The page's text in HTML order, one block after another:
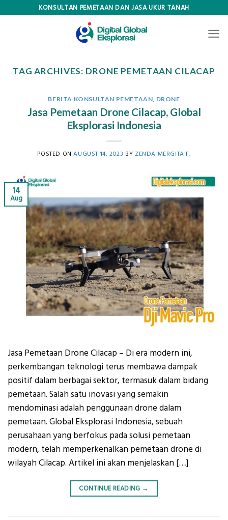
KONSULTAN PEMETAAN DAN JASA UKUR TANAH
TAG ARCHIVES: DRONE PEMETAAN CILACAP
BERITA KONSULTAN PEMETAAN DRONE
Jasa Pemetaan Drone Cilacap, Global
Eksplorasi Indonesia
POSTED ONAUGUST 14, 2023 BY ZENDA MERGITA F.
14
Aug
Jasa Pemetaan Drone Cilacap – Di era modern ini,
perkembangan teknologi terus membawa dampak
positif dalam berbagai sektor, termasuk dalam bidang
pemetaan. Salah satu inovasi yang semakin
mendominasi adalah penggunaan drone dalam
pemetaan. Global Eksplorasi Indonesia, sebuah
perusahaan yang berfokus pada solusi pemetaan
modern, telah memperkenalkan pemetaan drone di
wilayah Cilacap. Artikel ini akan menjelaskan […]
CONTINUE READING →